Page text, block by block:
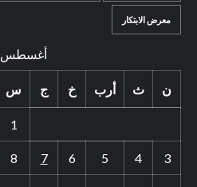
معرض الابتكار
أغسطس 2026
ن ث أرب خ ج س
1
3
4
5
6
7
8